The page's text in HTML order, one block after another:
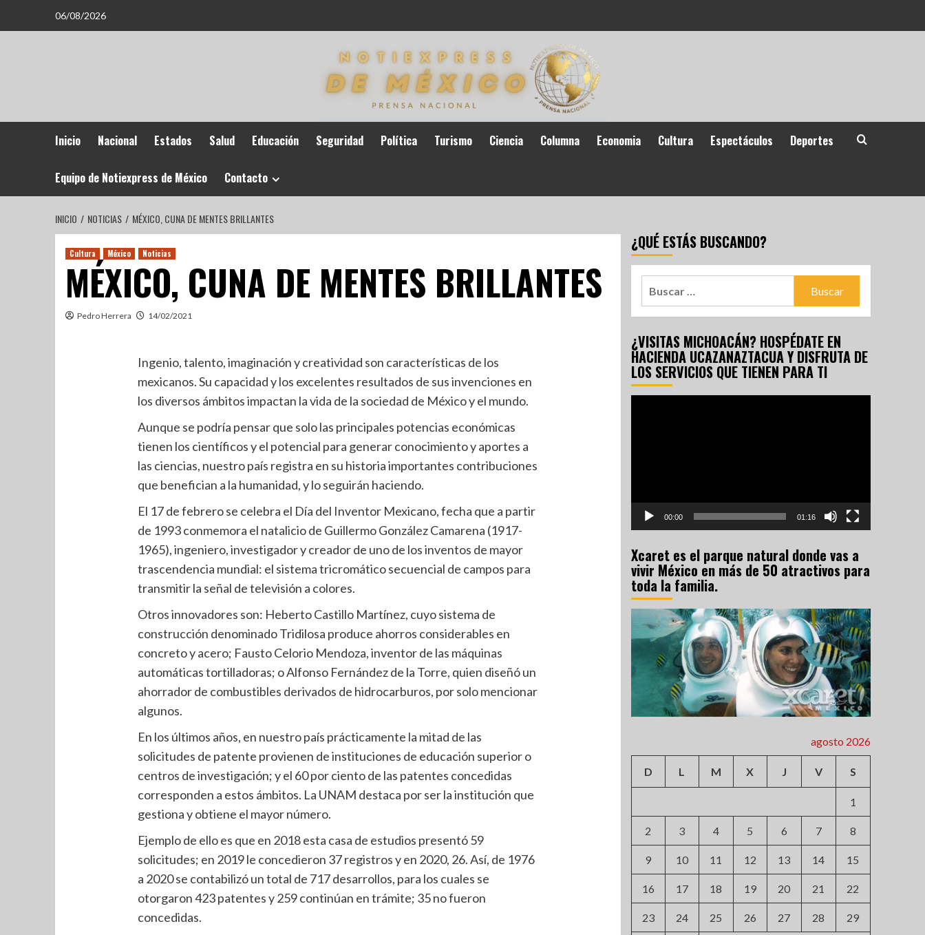
06/08/2026
Inicio Nacional Estados Salud Educación Seguridad Política Turismo Ciencia Columna Economia Cultura Espectáculos Deportes
Equipo de Notiexpress de México Contacto
INICIO NOTICIAS MÉXICO, CUNA DE MENTES BRILLANTES
Cultura México Noticias
MÉXICO, CUNA DE MENTES BRILLANTES
Pedro Herrera 14/02/2021
Ingenio, talento, imaginación y creatividad son características de los
mexicanos. Su capacidad y los excelentes resultados de sus invenciones en
los diversos ámbitos impactan la vida de la sociedad de México y el mundo.
Aunque se podría pensar que solo las principales potencias económicas
tienen los científicos y el potencial para generar conocimiento y aportes a
las ciencias, nuestro país registra en su historia importantes contribuciones
que benefician a la humanidad, y lo seguirán haciendo.
El 17 de febrero se celebra el Día del Inventor Mexicano, fecha que a partir
de 1993 conmemora el natalicio de Guillermo González Camarena (1917-
1965), ingeniero, investigador y creador de uno de los inventos de mayor
trascendencia mundial: el sistema tricromático secuencial de campos para
transmitir la señal de televisión a colores.
Otros innovadores son: Heberto Castillo Martínez, cuyo sistema de
construcción denominado Tridilosa produce ahorros considerables en
concreto y acero; Fausto Celorio Mendoza, inventor de las máquinas
automáticas tortilladoras; o Alfonso Fernández de la Torre, quien diseñó un
ahorrador de combustibles derivados de hidrocarburos, por solo mencionar
algunos.
En los últimos años, en nuestro país prácticamente la mitad de las
solicitudes de patente provienen de instituciones de educación superior o
centros de investigación; y el 60 por ciento de las patentes concedidas
corresponden a estos ámbitos. La UNAM destaca por ser la institución que
gestiona y obtiene el mayor número.
Ejemplo de ello es que en 2018 esta casa de estudios presentó 59
solicitudes; en 2019 le concedieron 37 registros y en 2020, 26. Así, de 1976
a 2020 se contabilizó un total de 717 desarrollos, para los cuales se
otorgaron 423 patentes y 259 continúan en trámite; 35 no fueron
concedidas.
¿QUÉ ESTÁS BUSCANDO?
¿VISITAS MICHOACÁN? HOSPÉDATE EN
HACIENDA UCAZANAZTACUA Y DISFRUTA DE
LOS SERVICIOS QUE TIENEN PARA TI
00:00 01:16
Xcaret es el parque natural donde vas a
vivir México en más de 50 atractivos para
toda la familia.
agosto 2026
D L M X J V S
1
2 3 4 5 6 7 8
9 10 11 12 13 14 15
16 17 18 19 20 21 22
23 24 25 26 27 28 29